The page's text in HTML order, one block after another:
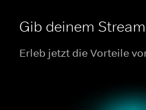
Gib deinem
Erleb jetzt die Vorteile